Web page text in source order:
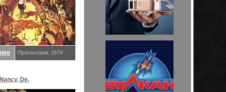
Просмотров: 1574
De.